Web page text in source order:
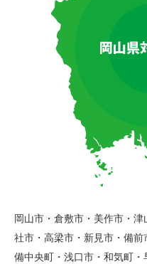
岡山市・倉敷市・美作市・
社市・高梁市・新見市・備
備中央町・浅口市・和気町・